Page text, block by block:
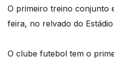
O primeiro treino conjunto
feira, no relvado do
O clube futebol tem o